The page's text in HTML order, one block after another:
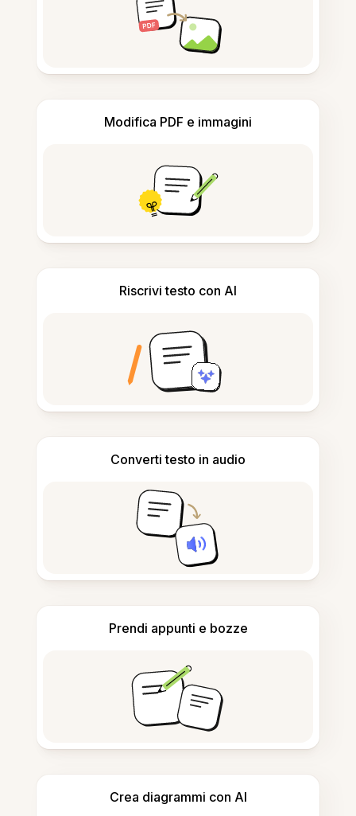
Modifica PDF e immagini
Riscrivi testo con AI
Converti testo in audio
Prendi appunti e bozze
Crea diagrammi con AI